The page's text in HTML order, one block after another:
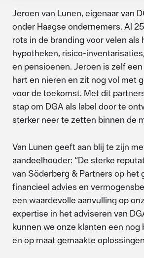
Jeroen van Lunen, eigenaar van
onder Haagse ondernemers. Al
rots in de branding voor velen als
hypotheken, risico-
en pensioenen. Jeroen is zelf
hart en nieren en zit nog vol met
voor de toekomst. Met dit
stap om DGA als label door te
sterker neer te zetten binnen de
Van Lunen geeft aan blij te zijn
aandeelhouder: “De sterke
van Söderberg & Partners op het
financieel advies en
een waardevolle aanvulling op
expertise in het adviseren van
kunnen we onze klanten een nog
en op maat gemaakte